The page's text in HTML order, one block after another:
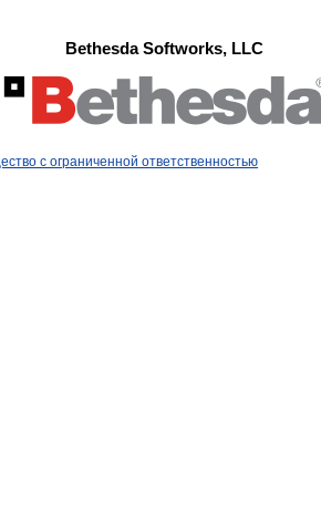
Bethesda Softworks, LLC
с ограниченной ответственностью